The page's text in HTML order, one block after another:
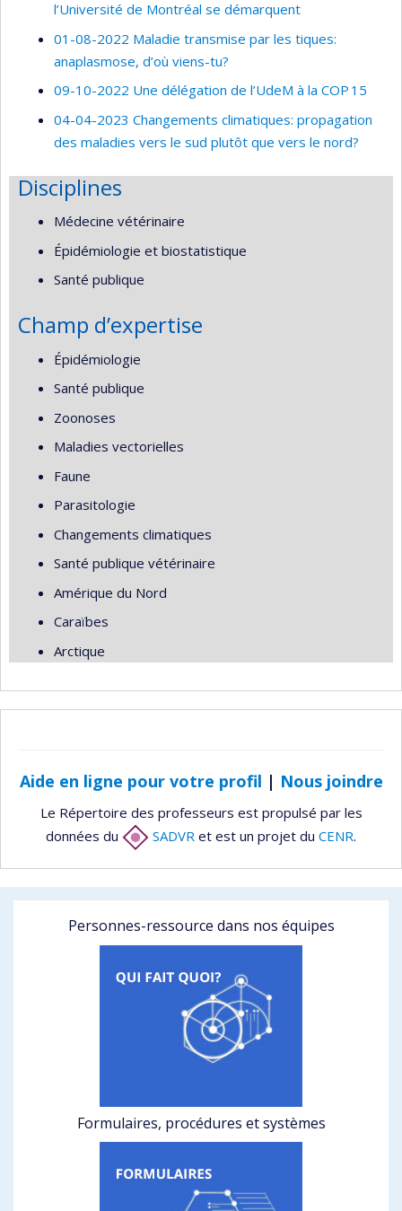
l’Université de Montréal se démarquent
01-08-2022 Maladie transmise par les tiques:
anaplasmose, d’où viens-tu?
09-10-2022 Une délégation de l’UdeM à la COP 15
04-04-2023 Changements climatiques: propagation
des maladies vers le sud plutôt que vers le nord?
Disciplines
Médecine vétérinaire
Épidémiologie et biostatistique
Santé publique
Champ d’expertise
Épidémiologie
Santé publique
Zoonoses
Maladies vectorielles
Faune
Parasitologie
Changements climatiques
Santé publique vétérinaire
Amérique du Nord
Caraïbes
Arctique
Aide en ligne pour votre profil | Nous joindre
Le Répertoire des professeurs est propulsé par les
données du
SADVR et est un projet du CENR.
Personnes-ressource dans nos équipes
Formulaires, procédures et systèmes